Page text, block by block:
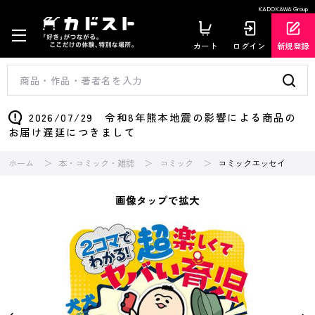
KADOKAWA Group
カート ログイン 新規登録
2026/07/29 令和8年熊本地震の影響による商品の
お届け遅延につきまして
ホーム 本・コミック・雑誌 コミック コミックエッセイ
画像タップで拡大